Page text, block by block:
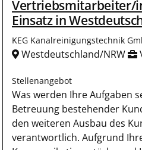
Vertriebsmitarbeiter/
Einsatz in
KEG Kanalreinigungstechnik
Westdeutschland/NRW
Stellenangebot
Was werden Ihre Aufgaben
Betreuung bestehender
den weiteren Ausbau des
verantwortlich. Aufgrund